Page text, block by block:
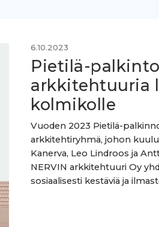
6.10.2023
Pietilä-
arkkitehtuuria
kolmikolle
Vuoden 2023 Pietilä-
arkkitehtiryhmä, johon
Kanerva, Leo Lindroos ja
NERVIN arkkitehtuuri Oy
sosiaalisesti kestäviä ja